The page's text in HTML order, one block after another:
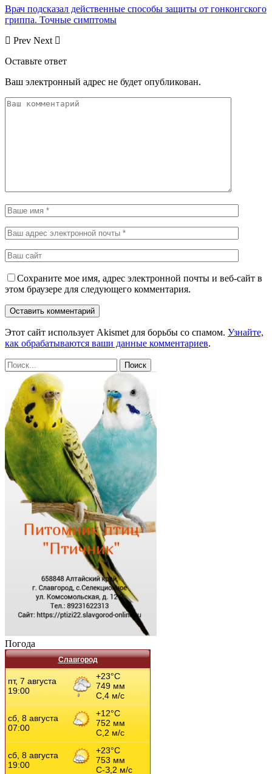
Врач подсказал действенные способы защиты от гонконгского
гриппа. Точные симптомы
Prev Next
Оставьте ответ
Ваш электронный адрес не будет опубликован.
Сохраните мое имя, адрес электронной почты и веб-сайт в
этом браузере для следующего комментария.
Этот сайт использует Akismet для борьбы со спамом. Узнайте,
как обрабатываются ваши данные комментариев.
Погода
Славгород